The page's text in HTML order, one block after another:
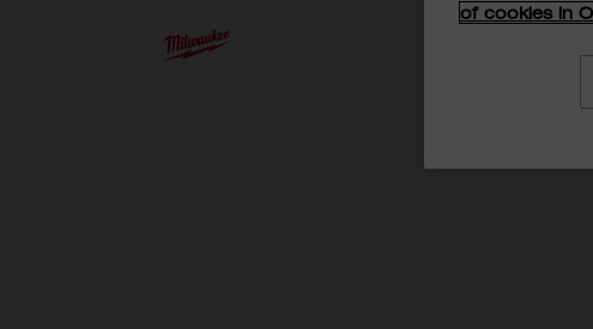
of cookies in